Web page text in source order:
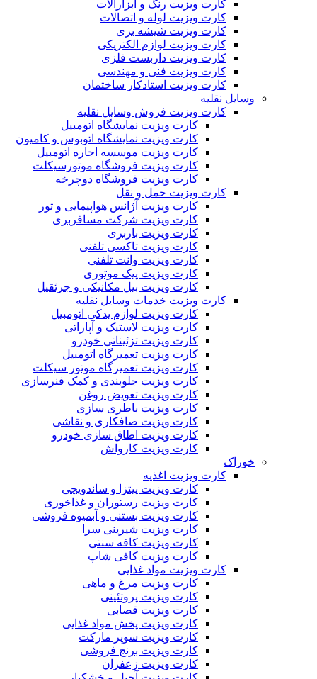
کارت ویزیت رنگ و ابزارآلات
کارت ویزیت لوله و اتصالات
کارت ویزیت شیشه بری
کارت ویزیت لوازم الکتریکی
کارت ویزیت داربست فلزی
کارت ویزیت فنی و مهندسی
کارت ویزیت استادکار ساختمان
وسایل نقلیه
کارت ویزیت فروش وسایل نقلیه
کارت ویزیت نمایشگاه اتومبیل
کارت ویزیت نمایشگاه اتوبوس و کامیون
کارت ویزیت موسسه اجاره اتومبیل
کارت ویزیت فروشگاه موتورسیکلت
کارت ویزیت فروشگاه دوچرخه
کارت ویزیت حمل و نقل
کارت ویزیت آژانس هواپیمایی و تور
کارت ویزیت شرکت مسافربری
کارت ویزیت باربری
کارت ویزیت تاکسی تلفنی
کارت ویزیت وانت تلفنی
کارت ویزیت پیک موتوری
کارت ویزیت بیل مکانیکی و جرثقیل
کارت ویزیت خدمات وسایل نقلیه
کارت ویزیت لوازم یدکی اتومبیل
کارت ویزیت لاستیک و آپاراتی
کارت ویزیت تزئیناتی خودرو
کارت ویزیت تعمیرگاه اتومبیل
کارت ویزیت تعمیرگاه موتور سیکلت
کارت ویزیت جلوبندی و کمک فنرسازی
کارت ویزیت تعویض روغن
کارت ویزیت باطری سازی
کارت ویزیت صافکاری و نقاشی
کارت ویزیت اطاق سازی خودرو
کارت ویزیت کارواش
خوراک
کارت ویزیت اغذیه
کارت ویزیت پیتزا و ساندویچی
کارت ویزیت رستوران و غذاخوری
کارت ویزیت بستنی و آبمیوه فروشی
کارت ویزیت شیرینی سرا
کارت ویزیت کافه سنتی
کارت ویزیت کافی شاپ
کارت ویزیت مواد غذایی
کارت ویزیت مرغ و ماهی
کارت ویزیت پروتئینی
کارت ویزیت قصابی
کارت ویزیت پخش مواد غذایی
کارت ویزیت سوپر مارکت
کارت ویزیت برنج فروشی
کارت ویزیت زعفران